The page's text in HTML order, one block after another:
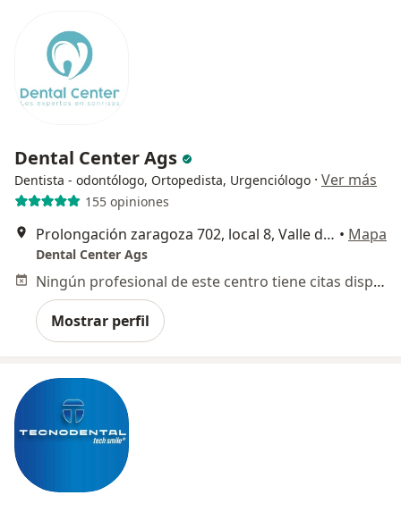
Dental Center Ags
Dentista - odontólogo, Ortopedista, Urgenciólogo · Ver más
155 opiniones
Prolongación zaragoza 702, local 8, Valle de las Trojes, Aguascalientes • Mapa
Dental Center Ags
Ningún profesional de este centro tiene citas disponibles
Mostrar perfil